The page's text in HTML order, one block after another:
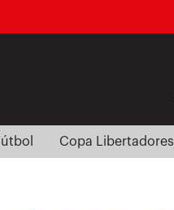
Copa Libertadores